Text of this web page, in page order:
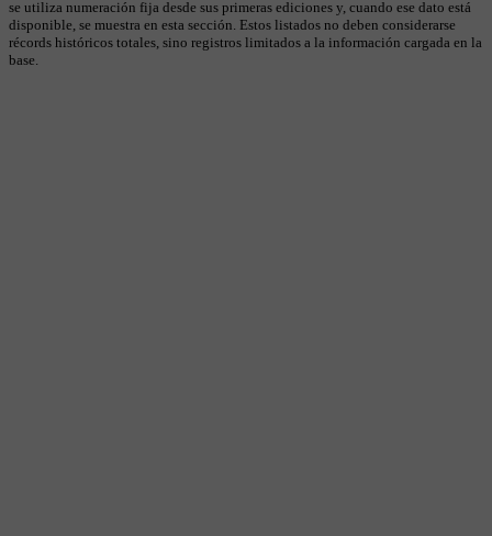
se utiliza numeración fija desde sus primeras ediciones y, cuando ese dato está
disponible, se muestra en esta sección. Estos listados no deben considerarse
récords históricos totales, sino registros limitados a la información cargada en la
base.